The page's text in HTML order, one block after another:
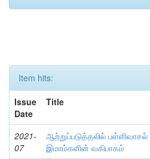
Item hits:
Issue
Date
Title
2021-
07
ஆற்றுப்படுத்தலில் பள்ளிவாசல்
இமாம்களின் வகிபாகம்